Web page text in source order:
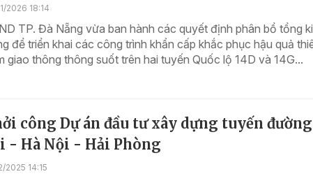
2026 18:14
TP. Đà Nẵng vừa ban hành các quyết định phân bổ tổng
để triển khai các công trình khẩn cấp khắc phục hậu quả
giao thông thông suốt trên hai tuyến Quốc lộ 14D và 14G...
công Dự án đầu tư xây dựng tuyến
- Hà Nội - Hải Phòng
2025 14:15